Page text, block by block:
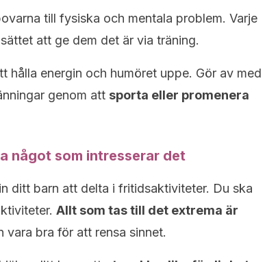
till fysiska och mentala problem. Varje
att ge dem det är via träning.
hålla energin och humöret uppe. Gör av med
genom att sporta eller promenera
något som intresserar det
ditt barn att delta i fritidsaktiviteter. Du ska
Allt som tas till det extrema är
bra för att rensa sinnet.